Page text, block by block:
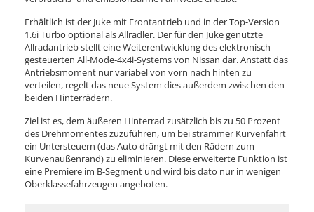
Erhältlich ist der Juke mit Frontantrieb und in der Top-Version
1.6i Turbo optional als Allradler. Der für den Juke genutzte
Allradantrieb stellt eine Weiterentwicklung des elektronisch
gesteuerten All-Mode-4x4i-Systems von Nissan dar. Anstatt das
Antriebsmoment nur variabel von vorn nach hinten zu
verteilen, regelt das neue System dies außerdem zwischen den
beiden Hinterrädern.
Ziel ist es, dem äußeren Hinterrad zusätzlich bis zu 50 Prozent
des Drehmomentes zuzuführen, um bei strammer Kurvenfahrt
ein Untersteuern (das Auto drängt mit den Rädern zum
Kurvenaußenrand) zu eliminieren. Diese erweiterte Funktion ist
eine Premiere im B-Segment und wird bis dato nur in wenigen
Oberklassefahrzeugen angeboten.